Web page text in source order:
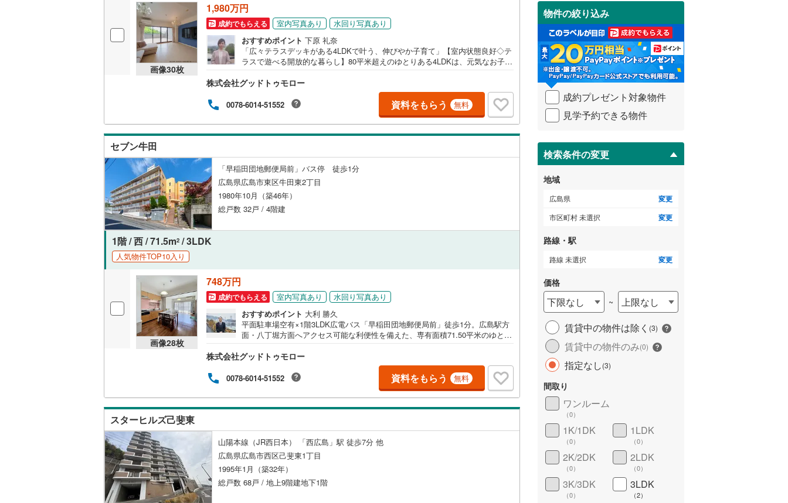
画像30枚
1,980万円
成約でもらえる 室内写真あり
水回り写真あり
おすすめポイント 下原 礼奈
「広々テラスデッキがある4LDKで叶う、伸びやか子育て」【室内状態良好◇テ
ラスで遊べる開放的な暮らし】80平米超えのゆとりある4LDKは、元気なお子様
のびと過ごせます。リビングからつながる広いテラスデッキは、プール遊びや
べランピングにも最適。おもちゃや季節物もスッキリ片付くウォークインクロ
ーゼット付きで、お部屋を広く保てます。さらに、大型車やハイルーフ車も駐
車可能な駐車場をそのまま引き継げるのも嬉しいポイント！広島市西区井口台
の落ち着いた環境で、家族の笑顔あふれる新生活を始めませんか？お気軽にお
問い合わせください！
株式会社グッドトゥモロー
0078-6014-51552 資料をもらう 無料
セブン牛田
「早稲田団地郵便局前」バス停 徒歩1分
広島県広島市東区牛田東2丁目
1980年10月（築46年）
総戸数 32戸 / 4階建
1階 / 西 / 71.5m2 / 3LDK
人気物件TOP10入り
画像28枚
748万円
成約でもらえる 室内写真あり
水回り写真あり
おすすめポイント 大利 勝久
平面駐車場空有×1階3LDK広電バス「早稲田団地郵便局前」徒歩1分。広島駅方
面・八丁堀方面へアクセス可能な利便性を備えた、専有面積71.50平米のゆとり
るご家庭にもおすすめ。2023年にリビング等一部リフォーム、2024年には洗面
室リフォームを実施しており、室内は比較的良好な状態です。平面駐車場にも
空き区画があり（月額7000円）、お車利用の方にも安心。牛田エリアで広さ・
価格・利便性のバランスを重視される方にぜひご覧いただきたい住戸です。
株式会社グッドトゥモロー
0078-6014-51552 資料をもらう 無料
スターヒルズ己斐東
山陽本線（JR西日本） 「西広島」駅 徒歩7分 他
広島県広島市西区己斐東1丁目
1995年1月（築32年）
総戸数 68戸 / 地上9階建地下1階
受
け
取
る
・
条
件
を
イ
ペ
ジ
に
保
存
す
る
物件の絞り込み
成約プレゼント対象物件
見学予約できる物件
検索条件の変更
地域
広島県 変更
市区町村 未選択 変更
路線・駅
路線 未選択 変更
価格
下限なし ~
上限なし
賃貸中の物件は除く (3)
賃貸中の物件のみ(0)
指定なし(3)
間取り
ワンルーム
（0）
1K/1DK
（0）
1LDK
（0）
2K/2DK
（0）
2LDK
（0）
3K/3DK
（0）
3LDK
（2）
立地
最寄りの駅が始発駅（0 ） 小学校まで1km以内（2）
共用施設
コンシェルジュサービス ゲストルーム（0）
床暖房（0） オール電化（0）
ＴＶモニタ付インターホン
（1）
間取り、居室全体
バリアフリー住宅
LD
（0）
キッチン
独立型キッチン（0） 対面キッチン（2）
浴室
浴室乾燥機あり （2 浴室に窓あり（ 0）
バルコニー、庭
ルーフバルコニー（0） 専用庭（0） ワイドバルコニー 2 ）
収納
ウォークインクローゼット